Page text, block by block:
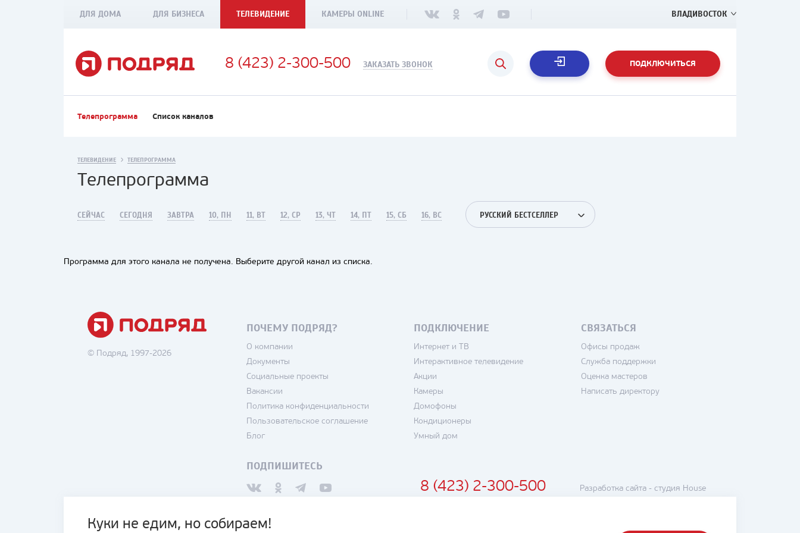
ДЛЯ ДОМА ДЛЯ БИЗНЕСА ТЕЛЕВИДЕНИЕ КАМЕРЫ ONLINE ВЛАДИВОСТОК
8 (423) 2-300-500 ЗАКАЗАТЬ ЗВОНОК ПОДКЛЮЧИТЬСЯ
Телепрограмма Список каналов
Куки не едим, но собираем!
ТЕЛЕВИДЕНИЕ ТЕЛЕПРОГРАММА
Телепрограмма
СЕЙЧАС СЕГОДНЯ ЗАВТРА 10, ПН 11, ВТ 12, СР 13, ЧТ 14, ПТ 15, СБ 16, ВС РУССКИЙ БЕСТСЕЛЛЕР
Программа для этого канала не получена. Выберите другой канал из списка.
© Подряд, 1997-2026
ПОЧЕМУ ПОДРЯД?
О компании
Документы
Социальные проекты
Вакансии
Политика конфиденциальности
Пользовательское соглашение
Блог
ПОДКЛЮЧЕНИЕ
Интернет и ТВ
Интерактивное телевидение
Акции
Камеры
Домофоны
Кондиционеры
Умный дом
СВЯЗАТЬСЯ
Офисы продаж
Служба поддержки
Оценка мастеров
Написать директору
ПОДПИШИТЕСЬ
8 (423) 2-300-500 Разработка сайта - студия House